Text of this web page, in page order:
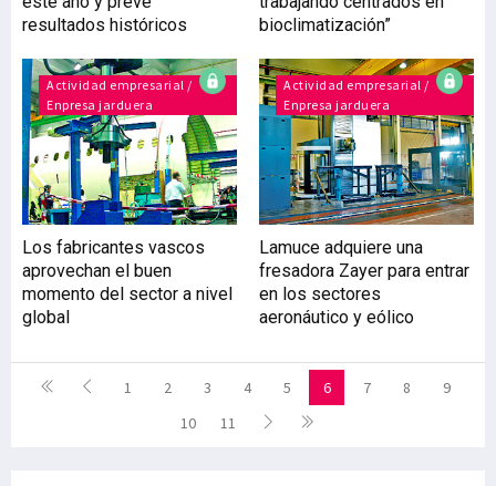
resultados históricos
bioclimatización”
Actividad empresarial /
Enpresa jarduera
Los fabricantes vascos
aprovechan el buen
momento del sector a nivel
global
Actividad empresarial /
Enpresa jarduera
Lamuce adquiere una
fresadora Zayer para entrar
en los sectores
aeronáutico y eólico
1 2 3 4 5 6 7 8
9
10
11